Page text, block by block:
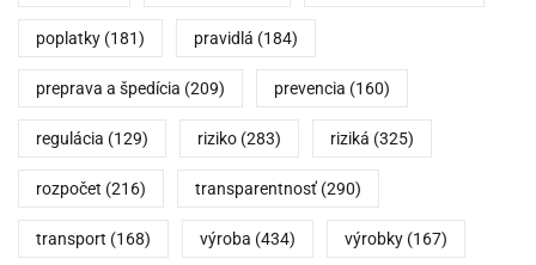
poplatky (181) pravidlá (184)
preprava a špedícia (209) prevencia (160)
regulácia (129) riziko (283) riziká (325)
rozpočet (216) transparentnosť (290)
transport (168) výroba (434) výrobky (167)